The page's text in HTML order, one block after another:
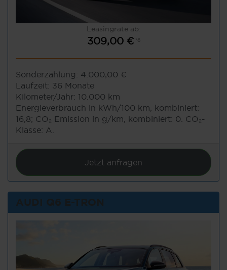
Leasingrate ab:
309,00 €*6
Sonderzahlung: 4.000,00 €
Laufzeit: 36 Monate
Kilometer/Jahr: 10.000 km
Energieverbrauch in kWh/100 km, kombiniert:
16,8; CO₂ Emission in g/km, kombiniert: 0. CO₂-
Klasse: A.
Jetzt anfragen